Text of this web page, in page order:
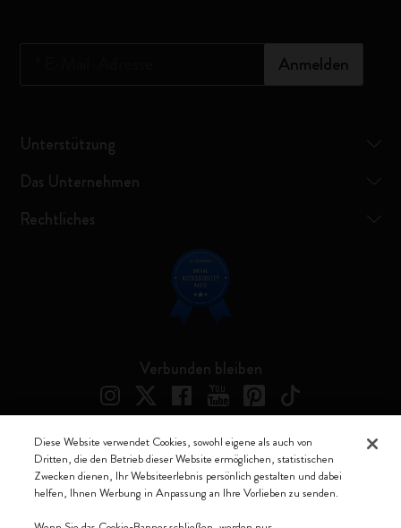
Anmelden
Unterstützung
Das Unternehmen
Rechtliches
Verbunden bleiben
Moleskine ® ist ein eingetragenes Warenzeichen von Moleskine Srl a
socio unico
Diese Website verwendet Cookies, sowohl eigene als auch von
Dritten, die den Betrieb dieser Website ermöglichen, statistischen
Zwecken dienen, Ihr Websiteerlebnis persönlich gestalten und dabei
helfen, Ihnen Werbung in Anpassung an Ihre Vorlieben zu senden.